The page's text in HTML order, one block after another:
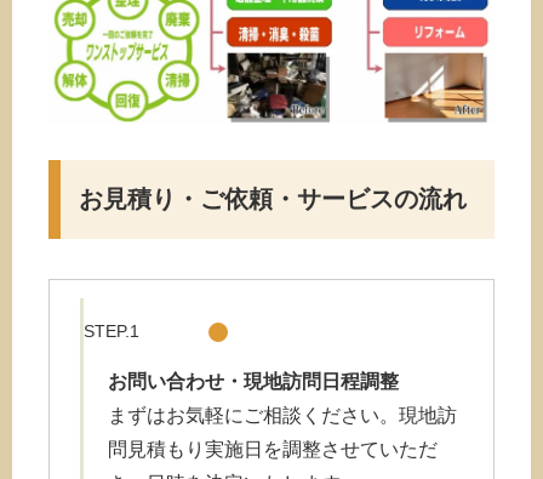
お見積り・ご依頼・サービスの流れ
STEP.1
お問い合わせ・現地訪問日程調整
まずはお気軽にご相談ください。現地訪
問見積もり実施日を調整させていただ